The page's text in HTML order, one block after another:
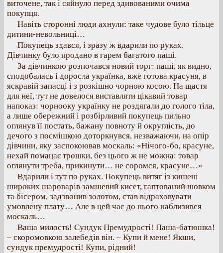
виточене, так і сяйнуло перед здивованими очима
покупця.
Навіть сторонні люди ахнули: таке чудове було тільце
дитини-невольниці…
Покупець здався, і зразу ж вдарили по руках.
Дівчинку було продано в гарем багатого паші.
За дівчинкою розпочався новий торг: паші, як видно,
сподобалась і доросла українка, вже готова красуня, в
яскравій запасці і з розкішно чорною косою. На щастя
для неї, тут не довелося виставляти цікавий товар
напоказ: чорнооку українку не роздягали до голого тіла,
а лише обережний і розбірливий покупець пильно
оглянув її постать, бажану повноту й округлість, до
дечого з посмішкою доторкнувся, незважаючи, на опір
дівчини, яку заспокоював москаль: «Нічого-бо, красуне,
нехай помацає трошки, без цього ж не можна: товар
оглянути треба, прикинути… не соромся, красуне…»
Вдарили і тут по руках. Покупець витяг із кишені
широких шароварів замшевий кисет, гаптований шовком
та бісером, задзвонив золотом, став відраховувати
умовлену плату… Але в цей час до нього наблизився
москаль…
Ваша милость! Сундук Премудрості! Паша-батюшка!
– скоромовкою залебедів він. – Купи й мене! Якши,
сундук премудрості! Купи, рідний!